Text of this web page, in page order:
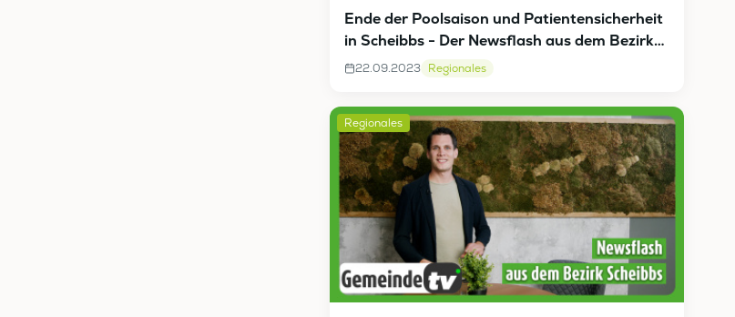
Ende der Poolsaison und Patientensicherheit
in Scheibbs - Der Newsflash aus dem Bezirk
Scheibbs
22.09.2023 Regionales
Regionales